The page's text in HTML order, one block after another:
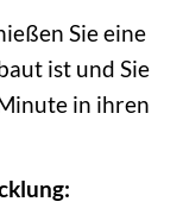
Sie eine
ist und Sie
in ihren